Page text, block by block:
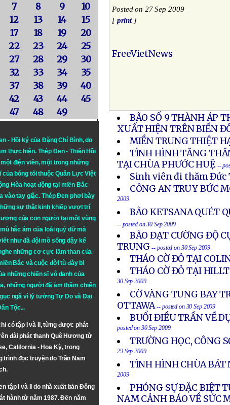
7 8 9
10
12 13 14
15
17 18 19
20
22 23 24
25
27 28 29
30
32 33 34
35
37 38 39
40
42 43 44
45
47 48 49
- Hồi ký của Đặng Chí Bình, do
thực hiện. Thép Đen- Thiên Hồi
điện viên, một trong những
của bóng tối thuộc Quân Lực Việt
Hòa hoạt động tại miền Bắc
vào tay giặc. Thép Đen phơi bày
sự thật kinh khiếp vượt trí
của con người tại một vùng
hắc ám của loài quỷ dữ mà
như đã đội mồ sống dậy kể
những cơ cực lầm than của
Bắc và cuộc đời tù đày bi
những chiến sĩ vô danh của
những người đã âm thầm chiến
ngã vì lý tưởngTự DovàĐại
Tộc...
có tập I và II, từng được phát
đài phát thanh Quê Hương từ
California - Hoa Kỳ, trong
trình đọc truyện do Trần Nam
tập I và II do nhà xuất bản Đông
hành từ năm 1987. Đến năm
Posted on 27 Sep 2009
[print]
FreeVietNews
BÃO SỐ 9 THÀNH ÁP
XUẤT HIỆN TRÊN BIỂN
MIỀN TRUNG THIỆT
TÌNH HÌNH TĂNG
TẠI CHÙA PHƯỚC HUỆ --
Sinh viên đi thăm Đức
CÔNG AN TRUY BỨC
2009
BÃO KETSANA QUÉT
-- posted on 30 Sep 2009
BÃO ĐẠT CƯỜNG ĐỘ
TRUNG -- posted on 30 Sep 2009
THÁO CỜ ĐỎ TẠI
THÁO CỜ ĐỎ TẠI
30 Sep 2009
CỜ VÀNG TUNG BAY
OTTAWA -- posted on 30 Sep 2009
BUỔI ĐIỀU TRẦN VỀ
posted on 30 Sep 2009
TRƯỜNG HỌC, CÔNG
29 Sep 2009
TÌNH HÌNH CHÙA BÁT
2009
PHÓNG SỰ ĐẶC BIỆT
NAM CẢNH BÁO VỀ SỨC